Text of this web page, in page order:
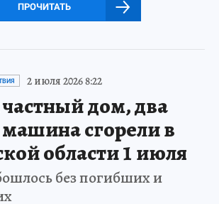
ПРОЧИТАТЬ
2 июля 2026 8:22
дом, два
сгорели в
области 1 июля
без погибших и